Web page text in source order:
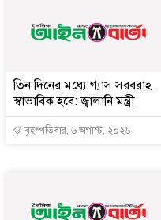
তিন দিনের মধ্যে গ্যাস সরবরাহ
স্বাভাবিক হবে: জ্বালানি মন্ত্রী
বৃহস্পতিবার, ৬ অগাস্ট, ২০২৬